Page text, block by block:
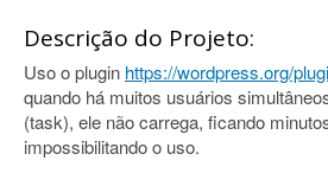
Descrição do Projeto:
Uso o plugin https://wordpress.org/
quando há muitos usuários
(task), ele não carrega, ficando
impossibilitando o uso.